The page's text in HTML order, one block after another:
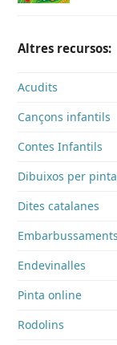
Altres recursos:
Acudits
Cançons infantils
Contes Infantils
Dibuixos per
Dites catalanes
Embarbussaments
Endevinalles
Pinta online
Rodolins